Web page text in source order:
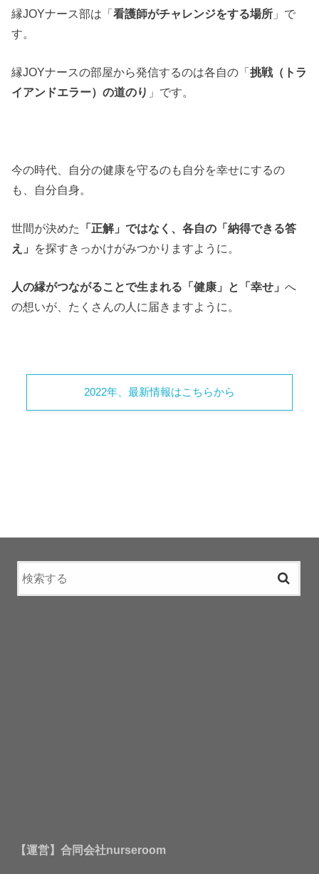
縁JOYナース部は「看護師がチャレンジをする場所 」で
す。
縁JOYナースの部屋から発信するのは各自の「挑戦（トラ
イアンドエラー）の道のり 」です。
今の時代、自分の健康を守るのも自分を幸せにするの
も、自分自身。
世間が決めた
「正解」ではなく、各自の「納得できる答
え」 を探すきっかけがみつかりますように。
人の縁がつながることで生まれる「健康」と「幸せ」へ
の想いが、たくさんの人に届きますように。
2022年、最新情報はこちらから
【運営】合同会社nurseroom